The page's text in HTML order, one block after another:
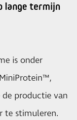
lange termijn
is onder
productie van
te stimuleren.